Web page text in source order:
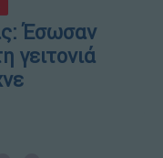
Έσωσαν
γειτονιά